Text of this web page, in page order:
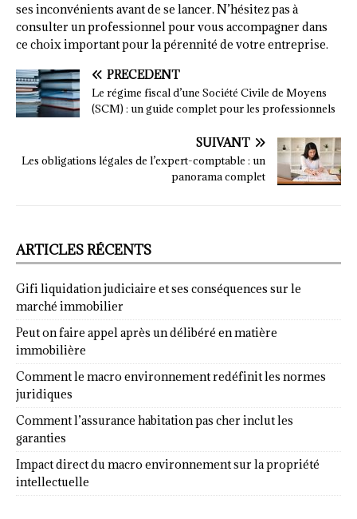
ses inconvénients avant de se lancer. N’hésitez pas à
consulter un professionnel pour vous accompagner dans
ce choix important pour la pérennité de votre entreprise.
PRÉCÉDENT
Le régime fiscal d’une Société Civile de Moyens
(SCM) : un guide complet pour les professionnels
SUIVANT
Les obligations légales de l’expert-comptable : un
panorama complet
ARTICLES RÉCENTS
Gifi liquidation judiciaire et ses conséquences sur le
marché immobilier
Peut on faire appel après un délibéré en matière
immobilière
Comment le macro environnement redéfinit les normes
juridiques
Comment l’assurance habitation pas cher inclut les
garanties
Impact direct du macro environnement sur la propriété
intellectuelle